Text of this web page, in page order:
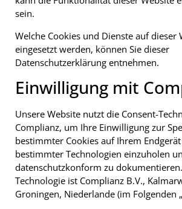
sein.
Welche Cookies und Dienste auf dieser
eingesetzt werden, können Sie dieser
Datenschutzerklärung entnehmen.
Einwilligung mit
Unsere Website nutzt die Consent-
Complianz, um Ihre Einwilligung zur
bestimmter Cookies auf Ihrem
bestimmter Technologien einzuholen
datenschutzkonform zu
Technologie ist Complianz B.V.,
Groningen, Niederlande (im Folgenden